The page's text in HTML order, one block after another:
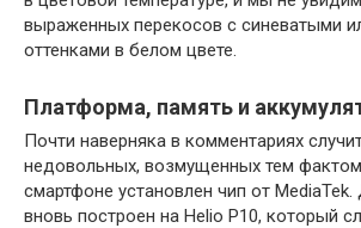
выраженных перекосов с синеватыми
оттенками в белом цвете.
Платформа, память и
Почти наверняка в комментариях
недовольных, возмущенных тем
смартфоне установлен чип от
вновь построен на Helio P10, который